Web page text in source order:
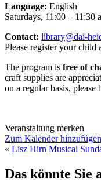
Language: English
Saturdays, 11:00 – 11:30
Contact: library@dai-
Please register your child
The program is free of
craft supplies are
on a regular basis,
Veranstaltung merken
Zum Kalender hinzufügen
« Lisz Hirn Musical
Das könnte Sie